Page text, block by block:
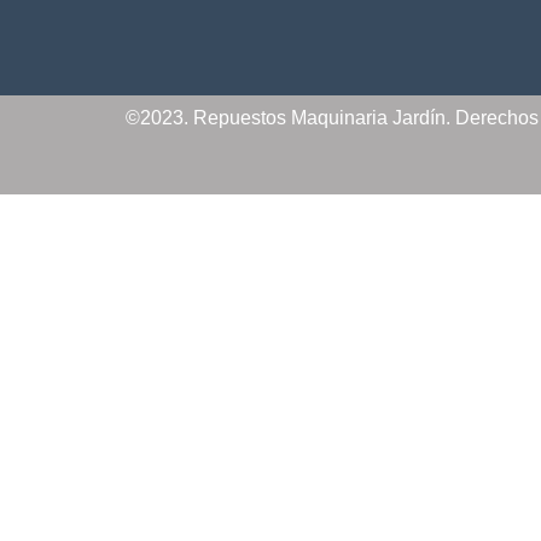
©2023. Repuestos Maquinaria Jardín.